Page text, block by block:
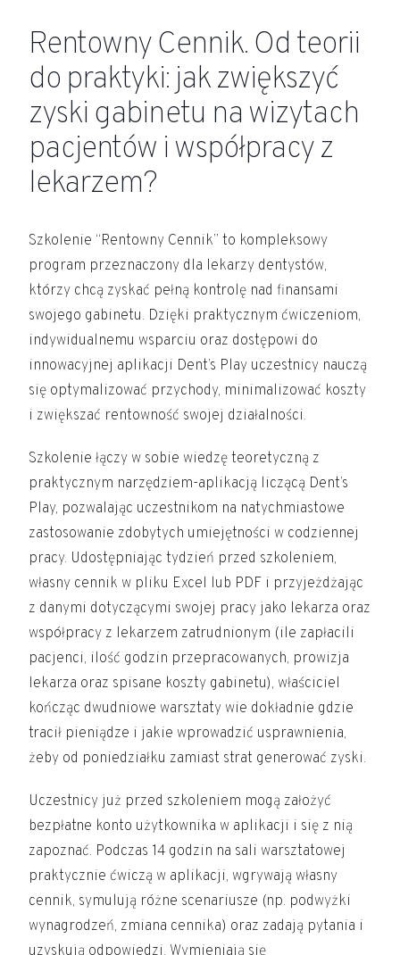
Rentowny Cennik. Od teorii
do praktyki: jak zwiększyć
zyski gabinetu na wizytach
pacjentów i współpracy z
lekarzem?
Szkolenie “Rentowny Cennik” to kompleksowy
program przeznaczony dla lekarzy dentystów,
którzy chcą zyskać pełną kontrolę nad finansami
swojego gabinetu. Dzięki praktycznym ćwiczeniom,
indywidualnemu wsparciu oraz dostępowi do
innowacyjnej aplikacji Dent’s Play uczestnicy nauczą
się optymalizować przychody, minimalizować koszty
i zwiększać rentowność swojej działalności.
Szkolenie łączy w sobie wiedzę teoretyczną z
praktycznym narzędziem-aplikacją liczącą Dent’s
Play, pozwalając uczestnikom na natychmiastowe
zastosowanie zdobytych umiejętności w codziennej
pracy. Udostępniając tydzień przed szkoleniem,
własny cennik w pliku Excel lub PDF i przyjeżdżając
z danymi dotyczącymi swojej pracy jako lekarza oraz
współpracy z lekarzem zatrudnionym (ile zapłacili
pacjenci, ilość godzin przepracowanych, prowizja
lekarza oraz spisane koszty gabinetu), właściciel
kończąc dwudniowe warsztaty wie dokładnie gdzie
tracił pieniądze i jakie wprowadzić usprawnienia,
żeby od poniedziałku zamiast strat generować zyski.
Uczestnicy już przed szkoleniem mogą założyć
bezpłatne konto użytkownika w aplikacji i się z nią
zapoznać. Podczas 14 godzin na sali warsztatowej
praktycznie ćwiczą w aplikacji, wgrywają własny
cennik, symulują różne scenariusze (np. podwyżki
wynagrodzeń, zmiana cennika) oraz zadają pytania i